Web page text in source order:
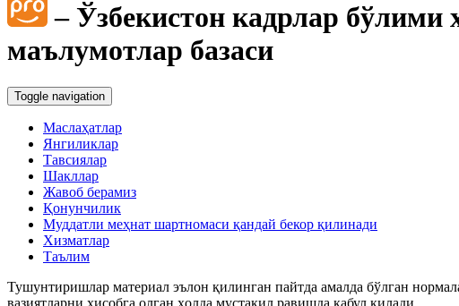
– Ўзбекистон кадрлар бўлими
маълумотлар базаси
Toggle navigation
Маслаҳатлар
Янгиликлар
Тавсиялар
Шакллар
Жавоб берамиз
Қонунчилик
Муддатли меҳнат шартномаси қандай бекор қилинади
Хизматлар
Таълим
Тушунтиришлар материал эълон қилинган пайтда амалда бўлган
вазиятларни ҳисобга олган ҳолда мустақил равишда қабул қилади.